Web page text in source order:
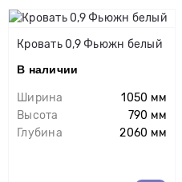
Кровать 0,9 Фьюжн белый
В наличии
Ширина
1050 мм
Высота
790 мм
Глубина
2060 мм